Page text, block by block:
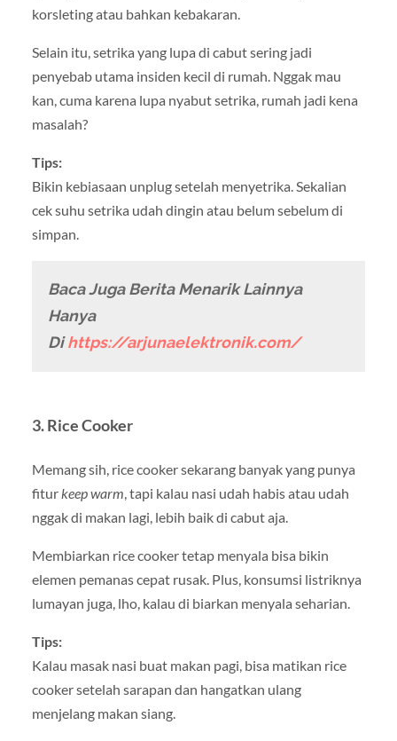
korsleting atau bahkan kebakaran.
Selain itu, setrika yang lupa di cabut sering jadi
penyebab utama insiden kecil di rumah. Nggak mau
kan, cuma karena lupa nyabut setrika, rumah jadi kena
masalah?
Tips:
Bikin kebiasaan unplug setelah menyetrika. Sekalian
cek suhu setrika udah dingin atau belum sebelum di
simpan.
Baca Juga Berita Menarik Lainnya
Hanya
Dihttps://arjunaelektronik.com/
3.Rice Cooker
Memang sih, rice cooker sekarang banyak yang punya
fiturkeep warm, tapi kalau nasi udah habis atau udah
nggak di makan lagi, lebih baik di cabut aja.
Membiarkan rice cooker tetap menyala bisa bikin
elemen pemanas cepat rusak. Plus, konsumsi listriknya
lumayan juga, lho, kalau di biarkan menyala seharian.
Tips:
Kalau masak nasi buat makan pagi, bisa matikan rice
cooker setelah sarapan dan hangatkan ulang
menjelang makan siang.